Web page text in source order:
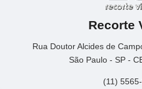
Recorte
Rua Doutor Alcides de
São Paulo - SP -
(11)